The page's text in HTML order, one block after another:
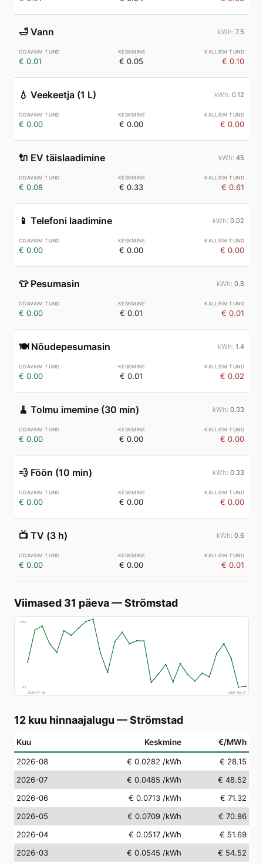
🛁 Vann 7.5
€ 0.01 € 0.05 € 0.10
💧 Veekeetja (1 L) 0.12
€ 0.00 € 0.00 € 0.00
🔌 EV täislaadimine 45
€ 0.08 € 0.33 € 0.61
📱 Telefoni laadimine 0.02
€ 0.00 € 0.00 € 0.00
👕 Pesumasin 0.8
€ 0.00 € 0.01 € 0.01
🍽️ Nõudepesumasin 1.4
€ 0.00 € 0.01 € 0.02
🧹 Tolmu imemine (30 min) 0.33
€ 0.00 € 0.00 € 0.00
💨 Föön (10 min) 0.33
€ 0.00 € 0.00 € 0.00
📺 TV (3 h) 0.6
€ 0.00 € 0.00 € 0.01
Viimased 31 päeva—Strömstad
€83
€7
2026-07-08
2026-08-07
12 kuu hinnaajalugu —Strömstad
Kuu Keskmine €/MWh
2026-08 € 0.0282 /kWh
€ 28.15
2026-07
€ 0.0485 /kWh
€ 48.52
2026-06
€ 0.0713 /kWh
€ 71.32
2026-05
€ 0.0709 /kWh
€ 70.86
2026-04
€ 0.0517 /kWh
€ 51.69
2026-03
€ 0.0545 /kWh
€ 54.52